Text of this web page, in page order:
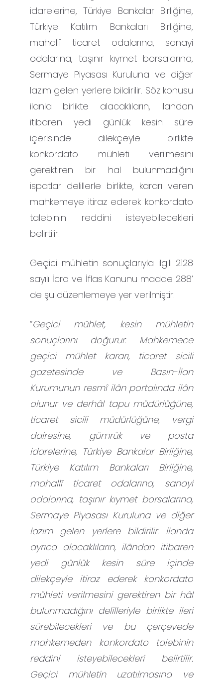
idarelerine, Türkiye Bankalar Birliğine,
Türkiye Katılım Bankaları Birliğine,
mahallî ticaret odalarına, sanayi
odalarına, taşınır kıymet borsalarına,
Sermaye Piyasası Kuruluna ve diğer
lazım gelen yerlere bildirilir. Söz konusu
ilanla birlikte alacaklıların, ilandan
itibaren yedi günlük kesin süre
içerisinde dilekçeyle birlikte
konkordato mühleti verilmesini
gerektiren bir hal bulunmadığını
ispatlar delillerle birlikte, kararı veren
mahkemeye itiraz ederek konkordato
talebinin reddini isteyebilecekleri
belirtilir.
Geçici mühletin sonuçlarıyla ilgili 2128
sayılı İcra ve İflas Kanunu madde 288’
de şu düzenlemeye yer verilmiştir:
“Geçici mühlet, kesin mühletin
sonuçlarını doğurur. Mahkemece
geçici mühlet kararı, ticaret sicili
gazetesinde ve Basın-İlan
Kurumunun resmî ilân portalında ilân
olunur ve derhâl tapu müdürlüğüne,
ticaret sicili müdürlüğüne, vergi
dairesine, gümrük ve posta
idarelerine, Türkiye Bankalar Birliğine,
Türkiye Katılım Bankaları Birliğine,
mahallî ticaret odalarına, sanayi
odalarına, taşınır kıymet borsalarına,
Sermaye Piyasası Kuruluna ve diğer
lazım gelen yerlere bildirilir. İlanda
ayrıca alacaklıların, ilândan itibaren
yedi günlük kesin süre içinde
dilekçeyle itiraz ederek konkordato
mühleti verilmesini gerektiren bir hâl
bulunmadığını delilleriyle birlikte ileri
sürebilecekleri ve bu çerçevede
mahkemeden konkordato talebinin
reddini isteyebilecekleri belirtilir.
Geçici mühletin uzatılmasına ve